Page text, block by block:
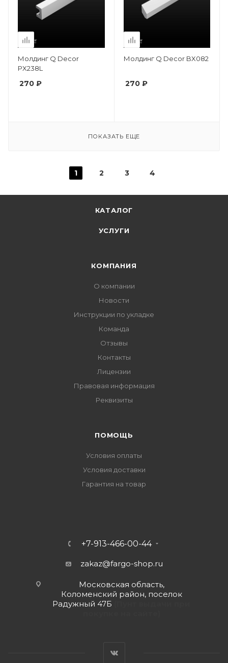
Молдинг Q Decor
PX238L
270 ₽
Молдинг Q Decor BX082
270 ₽
ПОКАЗАТЬ ЕЩЕ
1 2 3 4
КАТАЛОГ
УСЛУГИ
КОМПАНИЯ
О компании
Новости
Инструкции по укладке
Команда
Отзывы
Контакты
Лицензии
Правовая информация
Реквизиты
ПОМОЩЬ
Условия оплаты
Условия доставки
Гарантия на товар
+7-913-466-00-44
zakaz@fargo-shop.ru
Московская область,
Коломенский район, поселок
Радужный 47Б